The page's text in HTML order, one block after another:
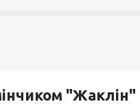
"Жаклін"